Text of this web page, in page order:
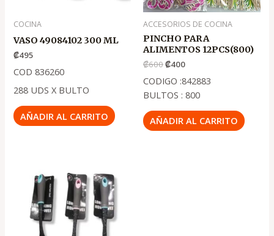
COCINA
VASO 49084102 300 ML
₡495
COD 836260
288 UDS X BULTO
AÑADIR AL CARRITO
ACCESORIOS DE COCINA
PINCHO PARA
ALIMENTOS 12PCS(800)
₡600₡400
CODIGO :842883
BULTOS : 800
AÑADIR AL CARRITO